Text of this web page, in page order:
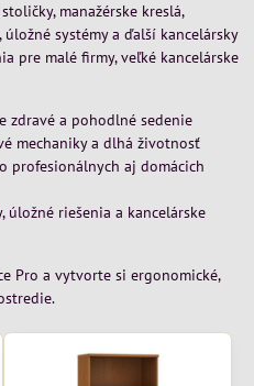
manažérske kreslá,
systémy a ďalší kancelársky
pre malé firmy, veľké kancelárske
zdravé a pohodlné sedenie
mechaniky a dlhá životnosť
profesionálnych aj domácich
úložné riešenia a kancelárske
Pro a vytvorte si ergonomické,